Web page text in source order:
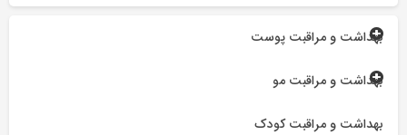
بهداشت و مراقبت پوست
بهداشت و مراقبت مو
بهداشت و مراقبت کودک